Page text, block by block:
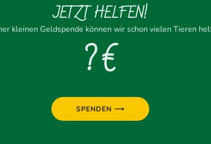
JETZT HELFEN!
kleinen Geldspende können wir schon vielen Tieren
? €
SPENDEN ⟶